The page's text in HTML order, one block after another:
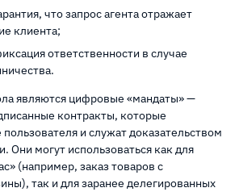
что запрос агента отражает
клиента;
ответственности в случае
являются цифровые «мандаты» —
контракты, которые
и служат доказательством
Они могут использоваться как для
(например, заказ товаров с
так и для заранее делегированных